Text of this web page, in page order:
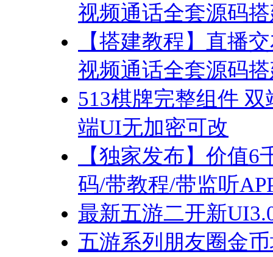
视频通话全套源码
【搭建教程】直播
视频通话全套源码
513棋牌完整组件
端UI无加密可改
【独家发布】价值
码/带教程/带监听
最新五游二开新
五游系列朋友圈金